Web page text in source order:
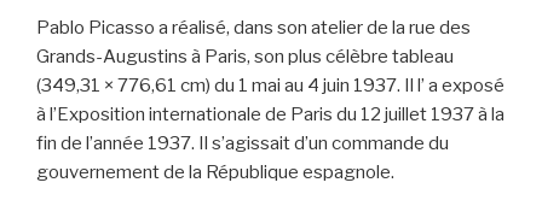
Pablo Picasso a réalisé, dans son atelier de la rue des
Grands-Augustins à Paris, son plus célèbre tableau
(349,31 × 776,61 cm) du 1 mai au 4 juin 1937. Il l’ a exposé
à l’Exposition internationale de Paris du 12 juillet 1937 à la
fin de l’année 1937. Il s’agissait d’un commande du
gouvernement de la République espagnole.